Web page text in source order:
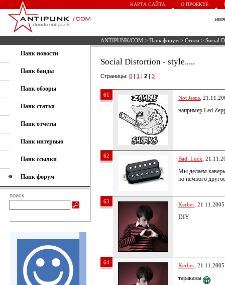
КАРТА САЙТА О ПРОЕКТЕ
ANTIPUNK/COM > Панк форум > Стили > Social
Панк новости
Панк банды
Панк обзоры
Панк статьи
Панк отчёты
Панк интервью
Панк ссылки
Панк форум
поиск
Social Distortion - style.....
Страницы: 0 | 1 | 2 | 3
61 Not Jesus ,
например Led
62 Bad_Luck ,
Мы делаем
но немного
63 Kerber ,
DIY
64 Kerber ,
тараканы